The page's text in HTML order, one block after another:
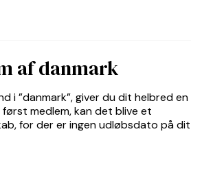
af danmark
i ”danmark”, giver du dit helbred en
medlem, kan det blive et
for der er ingen udløbsdato på dit